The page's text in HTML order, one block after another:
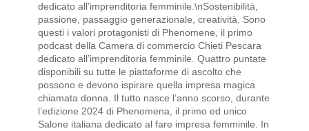
dedicato all’imprenditoria femminile.\nSostenibilità,
passione, passaggio generazionale, creatività. Sono
questi i valori protagonisti di Phenomene, il primo
podcast della Camera di commercio Chieti Pescara
dedicato all’imprenditoria femminile. Quattro puntate
disponibili su tutte le piattaforme di ascolto che
possono e devono ispirare quella impresa magica
chiamata donna. Il tutto nasce l’anno scorso, durante
l’edizione 2024 di Phenomena, il primo ed unico
Salone italiana dedicato al fare impresa femminile. In